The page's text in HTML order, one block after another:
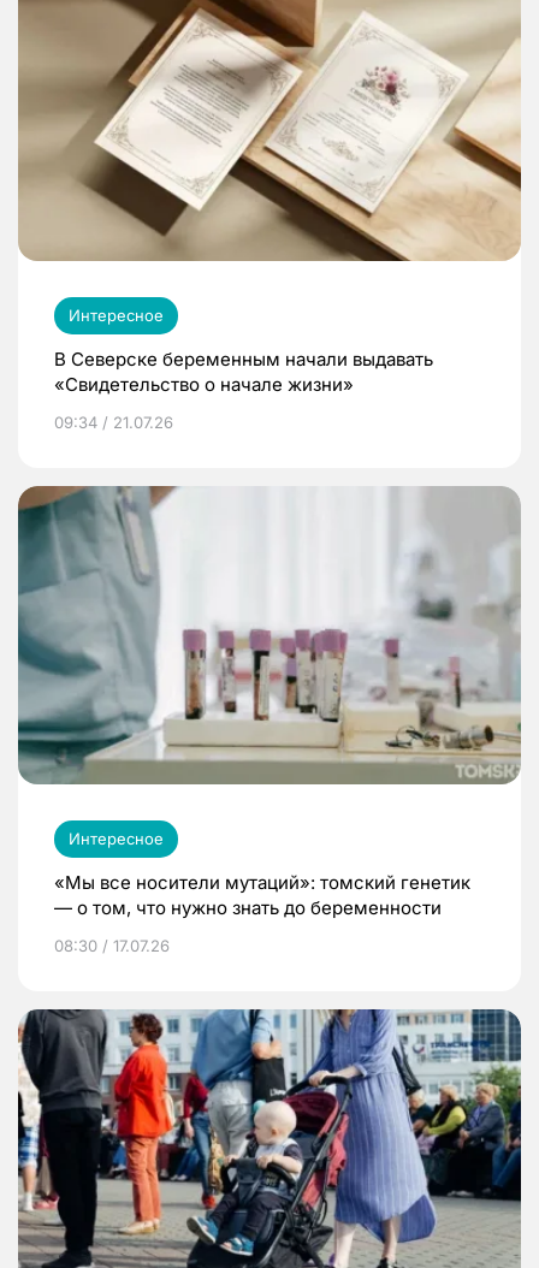
Интересное
В Северске беременным начали выдавать
«Свидетельство о начале жизни»
09:34 / 21.07.26
Интересное
«Мы все носители мутаций»: томский генетик
— о том, что нужно знать до беременности
08:30 / 17.07.26